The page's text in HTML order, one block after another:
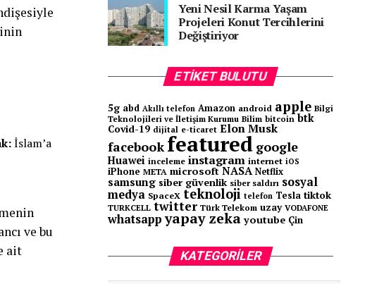
İslam’a
ve bu
ait
Yeni Nesil Karma Yaşam
Projeleri Konut Tercihlerini
Değiştiriyor
ETIKET BULUTU
5g abd Akıllı telefon Amazon android apple Bilgi
Teknolojileri ve İletişim Kurumu Bilim bitcoin btk
Covid-19 dijital e-ticaret Elon Musk
facebook featured google
Huawei inceleme instagram internet iOS
iPhone META microsoft NASA Netflix
samsung siber güvenlik siber saldırı sosyal
medya SpaceX teknoloji telefon Tesla tiktok
TURKCELL twitter Türk Telekom uzay VODAFONE
whatsapp yapay zeka youtube Çin
KATEGORILER